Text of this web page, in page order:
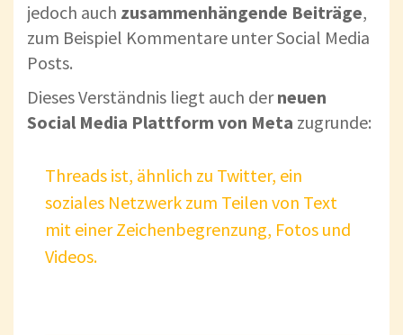
jedoch auch zusammenhängende Beiträge,
zum Beispiel Kommentare unter Social Media
Posts.
Dieses Verständnis liegt auch derneuen
Social Media Plattform von Meta zugrunde:
Threads ist, ähnlich zu Twitter, ein
soziales Netzwerk zum Teilen von Text
mit einer Zeichenbegrenzung, Fotos und
Videos.